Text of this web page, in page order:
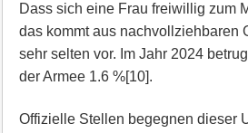
Dass sich eine Frau freiwillig zum
das kommt aus nachvollziehbaren
sehr selten vor. Im Jahr 2024
der Armee 1.6 %[10].
Offizielle Stellen begegnen dieser